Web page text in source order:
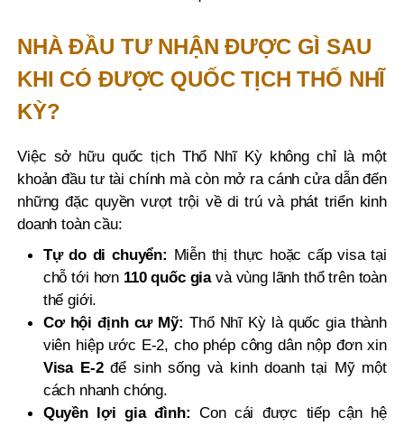
NHÀ ĐẦU TƯ NHẬN ĐƯỢC GÌ SAU
KHI CÓ ĐƯỢC QUỐC TỊCH THỔ NHĨ
KỲ?
Việc sở hữu quốc tịch Thổ Nhĩ Kỳ không chỉ là một
khoản đầu tư tài chính mà còn mở ra cánh cửa dẫn đến
những đặc quyền vượt trội về di trú và phát triển kinh
doanh toàn cầu:
Tự do di chuyển: Miễn thị thực hoặc cấp visa tại
chỗ tới hơn 110 quốc giavà vùng lãnh thổ trên toàn
thế giới.
Cơ hội định cư Mỹ: Thổ Nhĩ Kỳ là quốc gia thành
viên hiệp ước E-2, cho phép công dân nộp đơn xin
Visa E-2để sinh sống và kinh doanh tại Mỹ một
cách nhanh chóng.
Quyền lợi gia đình: Con cái được tiếp cận hệ